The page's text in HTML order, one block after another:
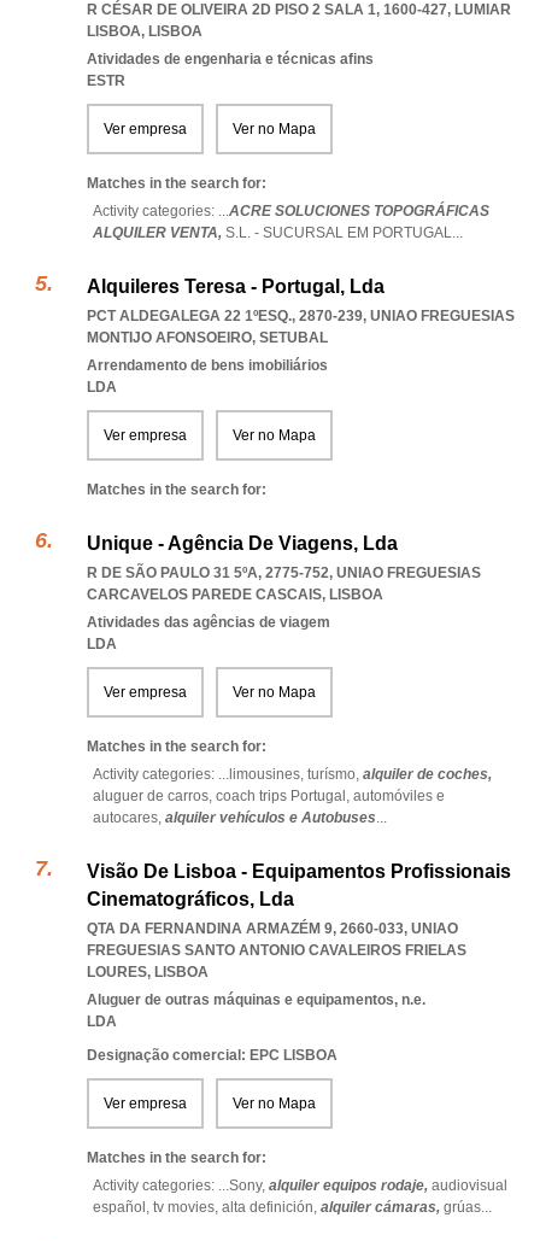
R CÉSAR DE OLIVEIRA 2D PISO 2 SALA 1, 1600-427, LUMIAR
LISBOA, LISBOA
Atividades de engenharia e técnicas afins
ESTR
Ver empresa Ver no Mapa
Matches in the search for:
Activity categories: ...ACRE SOLUCIONES TOPOGRÁFICAS
ALQUILER VENTA, S.L. - SUCURSAL EM PORTUGAL...
Alquileres Teresa - Portugal, Lda
PCT ALDEGALEGA 22 1ºESQ., 2870-239, UNIAO FREGUESIAS
MONTIJO AFONSOEIRO, SETUBAL
Arrendamento de bens imobiliários
LDA
Ver empresa Ver no Mapa
Matches in the search for:
Unique - Agência De Viagens, Lda
R DE SÃO PAULO 31 5ºA, 2775-752, UNIAO FREGUESIAS
CARCAVELOS PAREDE CASCAIS, LISBOA
Atividades das agências de viagem
LDA
Ver empresa Ver no Mapa
Matches in the search for:
Activity categories: ... limousines, turísmo, alquiler de coches,
aluguer de carros, coach trips Portugal, automóviles e
autocares, alquiler vehículos e Autobuses...
Visão De Lisboa - Equipamentos Profissionais
Cinematográficos, Lda
QTA DA FERNANDINA ARMAZÉM 9, 2660-033, UNIAO
FREGUESIAS SANTO ANTONIO CAVALEIROS FRIELAS
LOURES, LISBOA
Aluguer de outras máquinas e equipamentos, n.e.
LDA
Designação comercial: EPC LISBOA
Ver empresa Ver no Mapa
Matches in the search for:
Activity categories: ...Sony, alquiler equipos rodaje, audiovisual
español, tv movies, alta definición, alquiler cámaras, grúas...